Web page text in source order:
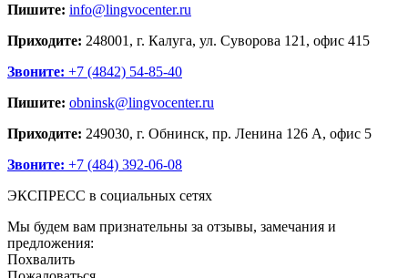
Пишите: info@lingvocenter.ru
Приходите: 248001, г. Калуга, ул. Суворова 121, офис 415
Звоните: +7 (4842) 54-85-40
Пишите: obninsk@lingvocenter.ru
Приходите: 249030, г. Обнинск, пр. Ленина 126 А, офис 5
Звоните: +7 (484) 392-06-08
ЭКСПРЕСС в социальных сетях
Мы будем вам признательны за отзывы, замечания и
предложения:
Похвалить